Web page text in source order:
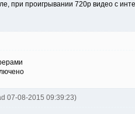
при проигрывании 720р видео с
07-08-2015 09:39:23)